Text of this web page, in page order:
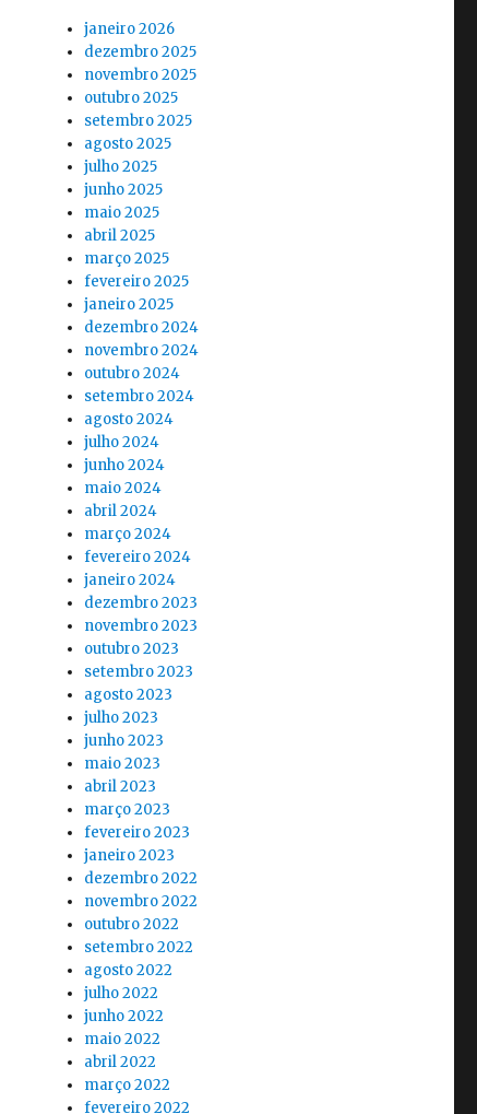
janeiro 2026
dezembro 2025
novembro 2025
outubro 2025
setembro 2025
agosto 2025
julho 2025
junho 2025
maio 2025
abril 2025
março 2025
fevereiro 2025
janeiro 2025
dezembro 2024
novembro 2024
outubro 2024
setembro 2024
agosto 2024
julho 2024
junho 2024
maio 2024
abril 2024
março 2024
fevereiro 2024
janeiro 2024
dezembro 2023
novembro 2023
outubro 2023
setembro 2023
agosto 2023
julho 2023
junho 2023
maio 2023
abril 2023
março 2023
fevereiro 2023
janeiro 2023
dezembro 2022
novembro 2022
outubro 2022
setembro 2022
agosto 2022
julho 2022
junho 2022
maio 2022
abril 2022
março 2022
fevereiro 2022